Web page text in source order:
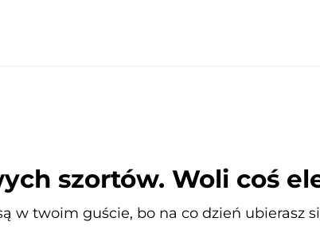
szortów. Woli coś
w twoim guście, bo na co dzień ubierasz